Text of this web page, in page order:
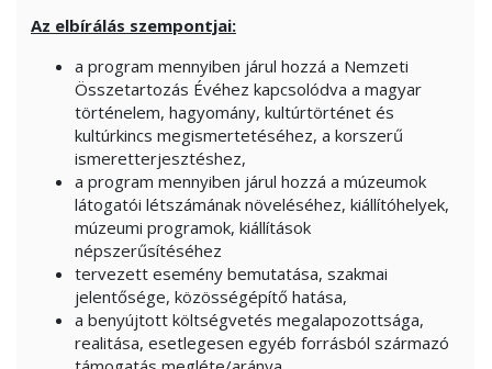
Az elbírálás szempontjai:
a program mennyiben járul hozzá a Nemzeti
Összetartozás Évéhez kapcsolódva a magyar
történelem, hagyomány, kultúrtörténet és
kultúrkincs megismertetéséhez, a korszerű
ismeretterjesztéshez,
a program mennyiben járul hozzá a múzeumok
látogatói létszámának növeléséhez, kiállítóhelyek,
múzeumi programok, kiállítások
népszerűsítéséhez
tervezett esemény bemutatása, szakmai
jelentősége, közösségépítő hatása,
a benyújtott költségvetés megalapozottsága,
realitása, esetlegesen egyéb forrásból származó